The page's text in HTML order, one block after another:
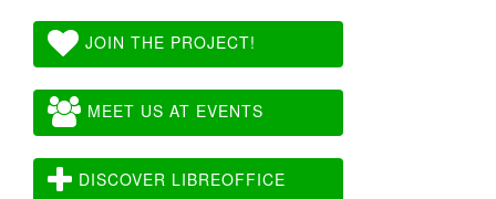
JOIN THE PROJECT!
MEET US AT EVENTS
DISCOVER LIBREOFFICE